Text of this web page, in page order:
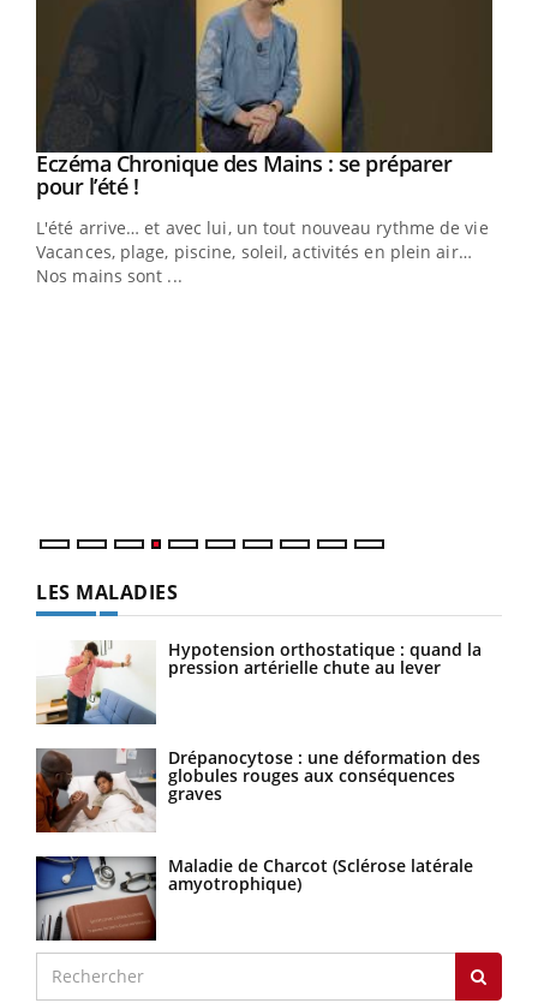
Youtube
Eczéma Chronique des Mains : se préparer
pour l’été !Youtube
L'été arrive… et avec lui, un tout nouveau rythme de vie !
Vacances, plage, piscine, soleil, activités en plein air…
Nos mains sont ...
LES MALADIES
Hypotension orthostatique : quand la
pression artérielle chute au lever
Drépanocytose : une déformation des
globules rouges aux conséquences
graves
Maladie de Charcot (Sclérose latérale
amyotrophique)